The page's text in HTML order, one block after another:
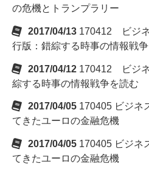
の危機とトランプラリー
2017/04/13 170412 ビジ
行版：錯綜する時事の情報戦
2017/04/12 170412 ビジ
綜する時事の情報戦争を読む
2017/04/05 170405 ビジネ
てきたユーロの金融危機
2017/04/05 170405 ビジネ
てきたユーロの金融危機